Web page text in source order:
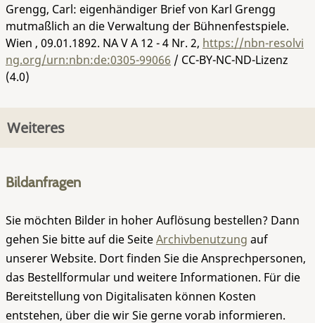
Grengg, Carl: eigenhändiger Brief von Karl Grengg
mutmaßlich an die Verwaltung der Bühnenfestspiele.
Wien , 09.01.1892. NA V A 12 - 4 Nr. 2, https://nbn-resolvi
ng.org/urn:nbn:de:0305-99066 / CC-BY-NC-ND-Lizenz
(4.0)
Weiteres
Bildanfragen
Sie möchten Bilder in hoher Auflösung bestellen? Dann
gehen Sie bitte auf die SeiteArchivbenutzung auf
unserer Website. Dort finden Sie die Ansprechpersonen,
das Bestellformular und weitere Informationen. Für die
Bereitstellung von Digitalisaten können Kosten
entstehen, über die wir Sie gerne vorab informieren.